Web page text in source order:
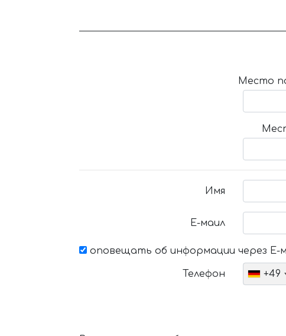
Место
Имя
Е-маил
оповещать об информации через Е-
Телефон +49